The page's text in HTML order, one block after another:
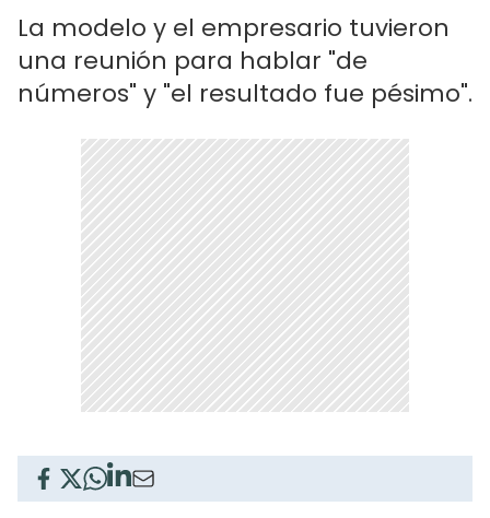
La modelo y el empresario tuvieron
una reunión para hablar "de
números" y "el resultado fue pésimo".